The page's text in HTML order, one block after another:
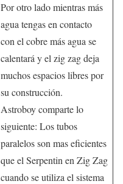
Por otro lado mientras más
agua tengas en contacto
con el cobre más agua se
calentará y el zig zag deja
muchos espacios libres por
su construcción.
Astroboy comparte lo
siguiente: Los tubos
paralelos son mas eficientes
que el Serpentin en Zig Zag
cuando se utiliza el sistema